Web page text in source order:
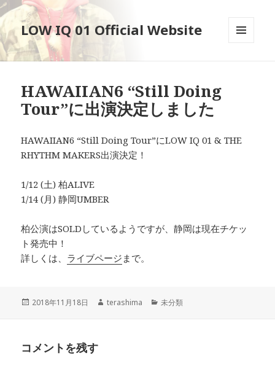
LOW IQ 01 Official Website
HAWAIIAN6 “Still Doing
Tour”に出演決定しました
HAWAIIAN6 “Still Doing Tour”にLOW IQ 01 & THE
RHYTHM MAKERS出演決定！
1/12 (土) 柏ALIVE
1/14 (月) 静岡UMBER
柏公演はSOLDしているようですが、静岡は現在チケッ
ト発売中！
詳しくは、 ライブページ まで。
投
2018年11月18日
作
terashima
カ
未分類
コメントを残す